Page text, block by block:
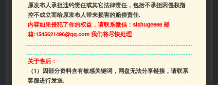
原发布人承担违约责任或其它法律责任，包括不承担因侵权指
控不成立而给原发布人带来损害的赔偿责任.
内容如果侵犯了你的权益，请联系微信：sishuge666 邮
箱:1545621496@qq.com 我们将尽快处理
关于售后：
（1）因部分资料含有敏感关键词，网盘无法分享链接，请联系
客服进行发送.